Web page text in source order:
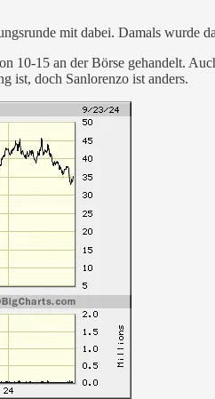
mit dabei. Damals
15 an der Börse gehandelt.
ist, doch Sanlorenzo ist anders.